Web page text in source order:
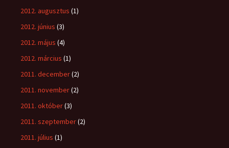
2012. augusztus (1)
2012. június (3)
2012. május (4)
2012. március (1)
2011. december(2)
2011. november(2)
2011. október(3)
2011. szeptember(2)
2011. július (1)